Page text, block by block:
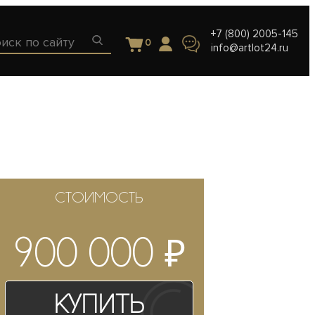
0
+7 (800) 2005-145
info@artlot24.ru
СТОИМОСТЬ
900 000 ₽
Купить